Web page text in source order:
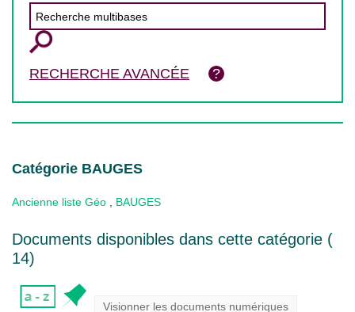
RECHERCHE AVANCÉE
Catégorie BAUGES
Ancienne liste Géo BAUGES
Documents disponibles dans cette catégorie (
14)
Visionner les documents numériques